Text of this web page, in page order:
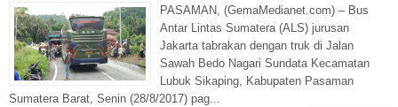
PASAMAN, (GemaMedianet.com) – Bus
Antar Lintas Sumatera (ALS) jurusan
Jakarta tabrakan dengan truk di Jalan
Sawah Bedo Nagari Sundata Kecamatan
Lubuk Sikaping, Kabupaten Pasaman
Sumatera Barat, Senin (28/8/2017) pag...